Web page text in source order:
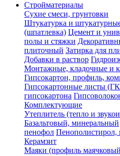
Стройматериалы
Сухие смеси, грунтовки
Штукатурка и
(шпатлевка) Цемент и
полы и стяжки
плиточный Затирка для
Добавки в раствор
Монтажные, кладочные и
Гипсокартон, профиль,
Гипсокартонные листы
гипсокартона
Комплектующие
Утеплитель (тепло и
Базальтовый, минеральный
пенофол Пенополистирол,
Керамзит
Маяки (профиль